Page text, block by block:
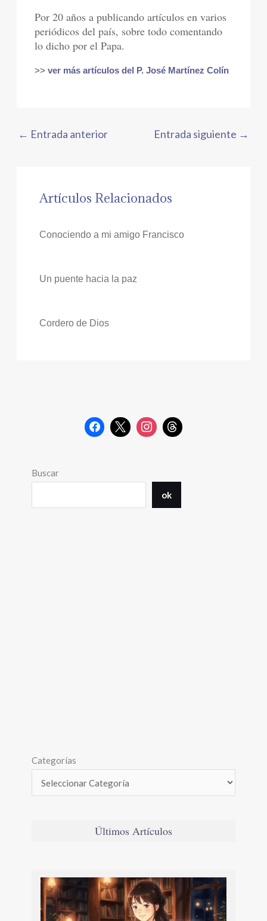
Por 20 años a publicando artículos en varios
periódicos del país, sobre todo comentando
lo dicho por el Papa.
>>ver más artículos del P. José Martínez Colín
← Entrada anterior Entrada siguiente →
Artículos Relacionados
Conociendo a mi amigo Francisco
Un puente hacia la paz
Cordero de Dios
Buscar
ok
Categorías
Últimos Artículos